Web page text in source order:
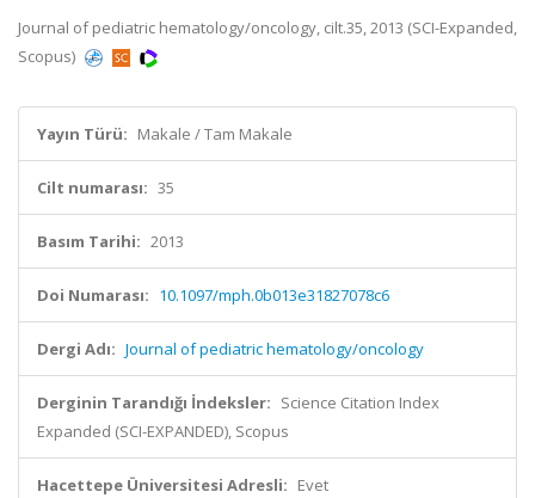
Journal of pediatric hematology/oncology, cilt.35, 2013 (SCI-Expanded,
Scopus)
Yayın Türü: Makale / Tam Makale
Cilt numarası: 35
Basım Tarihi: 2013
Doi Numarası: 10.1097/mph.0b013e31827078c6
Dergi Adı: Journal of pediatric hematology/oncology
Derginin Tarandığı İndeksler: Science Citation Index
Expanded (SCI-EXPANDED), Scopus
Hacettepe Üniversitesi Adresli: Evet